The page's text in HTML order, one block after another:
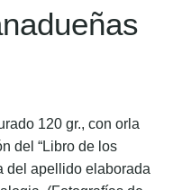
120 gr., con orla
del “Libro de los
del apellido elaborada